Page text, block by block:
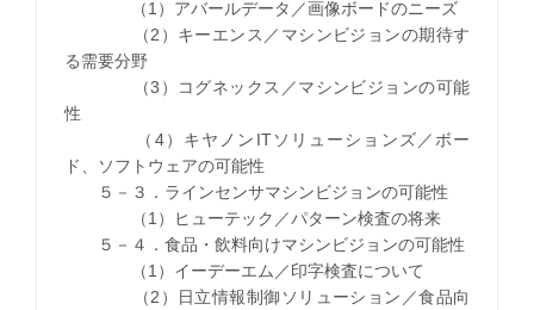
（1）アバールデータ／画像ボードのニーズ
（2）キーエンス／マシンビジョンの期待す
る需要分野
（3）コグネックス／マシンビジョンの可能
性
（4）キヤノンITソリューションズ／ボー
ド、ソフトウェアの可能性
５－３．ラインセンサマシンビジョンの可能性
（1）ヒューテック／パターン検査の将来
５－４．食品・飲料向けマシンビジョンの可能性
（1）イーデーエム／印字検査について
（2）日立情報制御ソリューション／食品向